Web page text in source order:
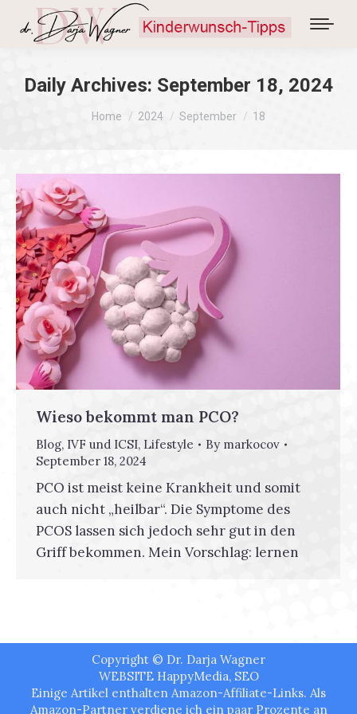
Daily Archives: September 18, 2024
You are here:
Home 2024 September 18
Wieso bekommt man PCO?
Blog, IVF und ICSI, Lifestyle By markocov
September 18, 2024
PCO ist meist keine Krankheit und somit
auch nicht „heilbar“. Die Symptome des
PCOS lassen sich jedoch sehr gut in den
Griff bekommen. Mein Vorschlag: lernen
Copyright © Dr. Darja Wagner
WEBSITE HappyMedia, SEO
Einige Artikel enthalten Amazon-Affiliate-Links. Als
Amazon-Partner verdiene ich ein paar Prozente an